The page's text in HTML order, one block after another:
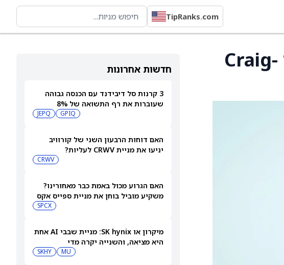
TipRanks.com
חדשות אחרונות
3 קרנות סל דיבידנד עם הכנסה גבוהה
שעוברות את רף התשואה של 8%
GPIQ
JEPQ
האם דוחות הרבעון השני של קורוויב
יניעו את מניית CRWV לעליות?
CRWV
האם הגרוע מכול באמת כבר מאחורינו?
משקיע מוביל בוחן את מניית ספייס אקס
SPCX
מיקרון או SK hynix: מניית שבבי AI אחת
היא מציאה, והשנייה יקרה מדי
MU
SKHY
הנהלת Neuraxis תיפגש באופן וירטואלי עם Craig-